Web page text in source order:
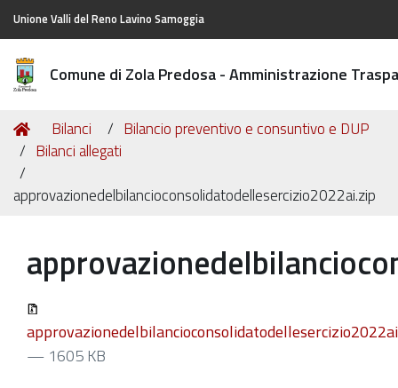
Unione Valli del Reno Lavino Samoggia
Comune di Zola Predosa - Amministrazione
Tu
sei
qui:
Home
Bilanci
Bilancio preventivo e consuntivo e DUP
Bilanci allegati
approvazionedelbilancioconsolidatodellesercizio2022ai.zip
— 1605 KB